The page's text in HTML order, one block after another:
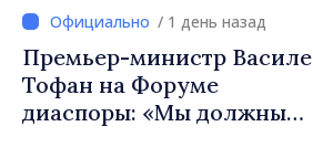
чтобы строить более
сильные сообщества»
/ 1 день назад
Премьер-министр Василе
Тофан на Форуме
диаспоры: «Мы должны